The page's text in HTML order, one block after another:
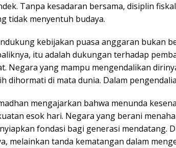
Tanpa kesadaran bersama, disiplin
tidak menyentuh budaya.
kebijakan puasa anggaran bukan
itu adalah dukungan terhadap
Negara yang mampu mengendalikan
dihormati di mata dunia. Dalam
mengajarkan bahwa menunda
esok hari. Negara yang berani
fondasi bagi generasi mendatang.
melainkan tanda kematangan dalam